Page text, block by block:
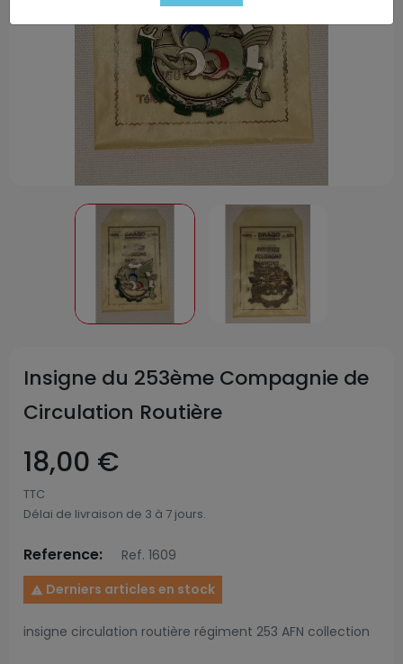
Insigne du 253ème Compagnie de
Circulation Routière
18,00 €
TTC
Délai de livraison de 3 à 7 jours.
Reference: Ref. 1609
 Derniers articles en stock
insigne circulation routière régiment 253 AFN collection